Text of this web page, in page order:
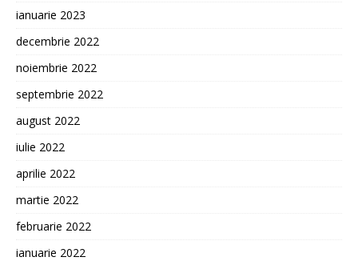
ianuarie 2023
decembrie 2022
noiembrie 2022
septembrie 2022
august 2022
iulie 2022
aprilie 2022
martie 2022
februarie 2022
ianuarie 2022